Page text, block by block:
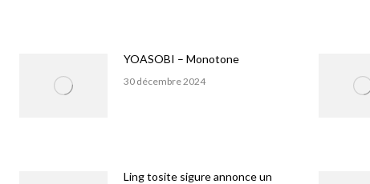
YOASOBI – Monotone
30 décembre 2024
Ling tosite sigure annonce un